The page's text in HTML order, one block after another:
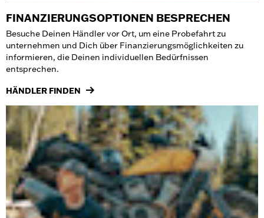
FINANZIERUNGSOPTIONEN BESPRECHEN
Besuche Deinen Händler vor Ort, um eine Probefahrt zu
unternehmen und Dich über Finanzierungsmöglichkeiten zu
informieren, die Deinen individuellen Bedürfnissen
entsprechen.
HÄNDLER FINDEN